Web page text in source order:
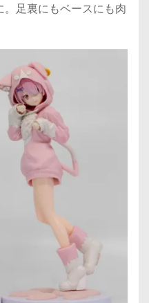
足裏にもベースにも肉